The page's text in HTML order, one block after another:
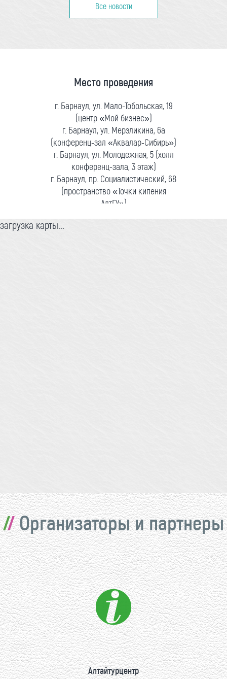
Все новости
Место проведения
г. Барнаул, ул. Мало-Тобольская, 19
(центр «Мой бизнес»)
г. Барнаул, ул. Мерзликина, 6а
(конференц-зал «Аквалар-Сибирь»)
г. Барнаул, ул. Молодежная, 5 (холл
конференц-зала, 3 этаж)
г. Барнаул, пр. Социалистический, 68
(пространство «Точки кипения
АлтГУ»)
загрузка карты...
Организаторы и партнеры
Алтайтурцентр